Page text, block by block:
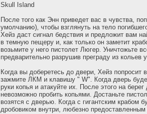
Skull Island
После того как Энн приведет вас в чувства,
умолчанию), чтобы взглянуть на тело
Хейз даст сигнал бедствия и предложит вам
в темную пещеру и, как только он заметит
возьмите у него пистолет Люгер. Уничтожьте
предварительно разрушив преграду из кольев
Когда вы доберетесь до двери, Хейз
зажмите ЛКМ и клавишу " W". Когда дверь
руки копья и атакуйте их. После этого на
невозможно пробить копьями. Достаньте
возятся с дверью. Когда с гигантским крабом
дробовиком внутри, любезно